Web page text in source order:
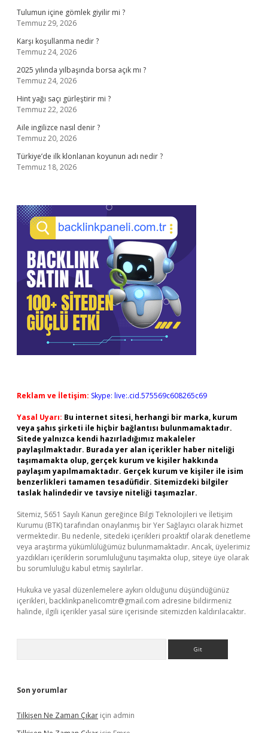
Tulumun içine gömlek giyilir mi ?
Temmuz 29, 2026
Karşı koşullanma nedir ?
Temmuz 24, 2026
2025 yılında yılbaşında borsa açık mı ?
Temmuz 24, 2026
Hint yağı saçı gürleştirir mi ?
Temmuz 22, 2026
Aile ingilizce nasıl denir ?
Temmuz 20, 2026
Türkiye’de ilk klonlanan koyunun adı nedir ?
Temmuz 18, 2026
Reklam ve İletişim: Skype: live:.cid.575569c608265c69
Yasal Uyarı: Bu internet sitesi, herhangi bir marka, kurum
veya şahıs şirketi ile hiçbir bağlantısı bulunmamaktadır.
Sitede yalnızca kendi hazırladığımız makaleler
paylaşılmaktadır. Burada yer alan içerikler haber niteliği
taşımamakta olup, gerçek kurum ve kişiler hakkında
paylaşım yapılmamaktadır. Gerçek kurum ve kişiler ile isim
benzerlikleri tamamen tesadüfidir. Sitemizdeki bilgiler
taslak halindedir ve tavsiye niteliği taşımazlar.
Sitemiz, 5651 Sayılı Kanun gereğince Bilgi Teknolojileri ve İletişim
Kurumu (BTK) tarafından onaylanmış bir Yer Sağlayıcı olarak hizmet
vermektedir. Bu nedenle, sitedeki içerikleri proaktif olarak denetleme
veya araştırma yükümlülüğümüz bulunmamaktadır. Ancak, üyelerimiz
yazdıkları içeriklerin sorumluluğunu taşımakta olup, siteye üye olarak
bu sorumluluğu kabul etmiş sayılırlar.
Hukuka ve yasal düzenlemelere aykırı olduğunu düşündüğünüz
içerikleri, backlinkpanelicomtr@gmail.com adresine bildirmeniz
halinde, ilgili içerikler yasal süre içerisinde sitemizden kaldırılacaktır.
Son yorumlar
Tilkişen Ne Zaman Çıkar için admin